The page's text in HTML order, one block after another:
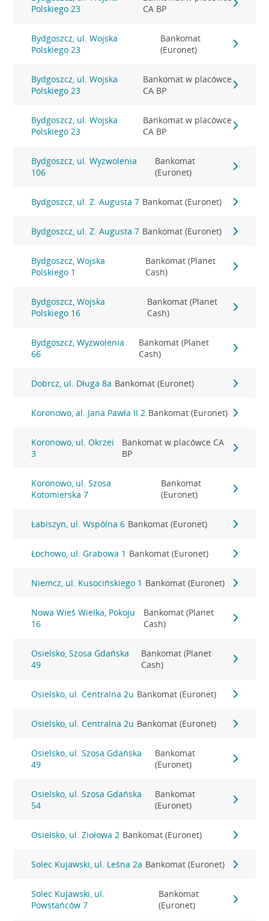
Polskiego 23
CA BP
Bydgoszcz, ul. Wojska
Polskiego 23
Bankomat
(Euronet)
Bydgoszcz, ul. Wojska
Polskiego 23
Bankomat w placówce
CA BP
Bydgoszcz, ul. Wojska
Polskiego 23
Bankomat w placówce
CA BP
Bydgoszcz, ul. Wyzwolenia
106
Bankomat
(Euronet)
Bydgoszcz, ul. Z. Augusta 7 Bankomat (Euronet)
Bydgoszcz, ul. Z. Augusta 7 Bankomat (Euronet)
Bydgoszcz, Wojska
Polskiego 1
Bankomat (Planet
Cash)
Bydgoszcz, Wojska
Polskiego 16
Bankomat (Planet
Cash)
Bydgoszcz, Wyzwolenia
66
Bankomat (Planet
Cash)
Dobrcz, ul. Długa 8a Bankomat (Euronet)
Koronowo, al. Jana Pawła II 2 Bankomat (Euronet)
Koronowo, ul. Okrzei
3
Bankomat w placówce CA
BP
Koronowo, ul. Szosa
Kotomierska 7
Bankomat
(Euronet)
Łabiszyn, ul. Wspólna 6 Bankomat (Euronet)
Łochowo, ul. Grabowa 1 Bankomat (Euronet)
Niemcz, ul. Kusocińskiego 1 Bankomat (Euronet)
Nowa Wieś Wielka, Pokoju
16
Bankomat (Planet
Cash)
Osielsko, Szosa Gdańska
49
Bankomat (Planet
Cash)
Osielsko, ul. Centralna 2u Bankomat (Euronet)
Osielsko, ul. Centralna 2u Bankomat (Euronet)
Osielsko, ul. Szosa Gdańska
49
Bankomat
(Euronet)
Osielsko, ul. Szosa Gdańska
54
Bankomat
(Euronet)
Osielsko, ul. Ziołowa 2 Bankomat (Euronet)
Solec Kujawski, ul. Leśna 2a Bankomat (Euronet)
Solec Kujawski, ul.
Powstańców 7
Bankomat
(Euronet)